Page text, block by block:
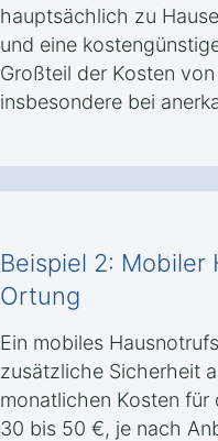
hauptsächlich zu
und eine
Großteil der Kosten
insbesondere bei
Beispiel 2: Mobiler
Ortung
Ein mobiles
zusätzliche Sicherheit
monatlichen Kosten für
30 bis 50 €, je nach